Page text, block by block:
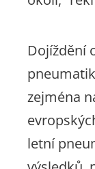
Dojíždění
zejména
letní